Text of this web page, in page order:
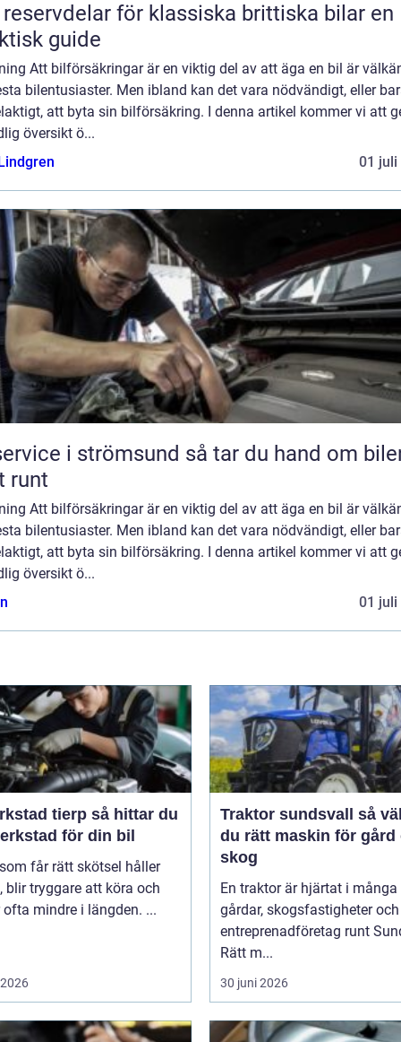
för klassiska brittiska bilar en
guide
Att bilförsäkringar är en viktig del av att äga en bil är
bilentusiaster. Men ibland kan det vara nödvändigt, eller
att byta sin bilförsäkring. I denna artikel kommer vi att
översikt ö...
01 juli
i strömsund så tar du hand om bilen
runt
Att bilförsäkringar är en viktig del av att äga en bil är
bilentusiaster. Men ibland kan det vara nödvändigt, eller
att byta sin bilförsäkring. I denna artikel kommer vi att
översikt ö...
01 juli
tierp så hittar du
för din bil
får rätt skötsel håller
blir tryggare att köra och
mindre i längden. ...
Traktor sundsvall så väljer
du rätt maskin för gård
skog
En traktor är hjärtat i många
gårdar, skogsfastigheter och
entreprenadföretag runt
Rätt m...
30 juni 2026